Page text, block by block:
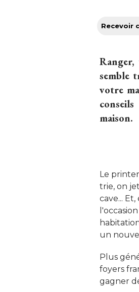
Recevoir
semble
votre
maison.
Le
trie, on
cave...
un
Plus
foyers
gagner